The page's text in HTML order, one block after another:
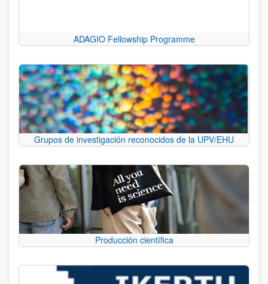
ADAGIO Fellowship Programme
Grupos de investigación reconocidos de la UPV/EHU
Producción científica